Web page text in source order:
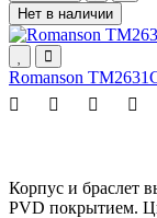
Нет в наличии
Romanson
Корпус и браслет
PVD покрытием.